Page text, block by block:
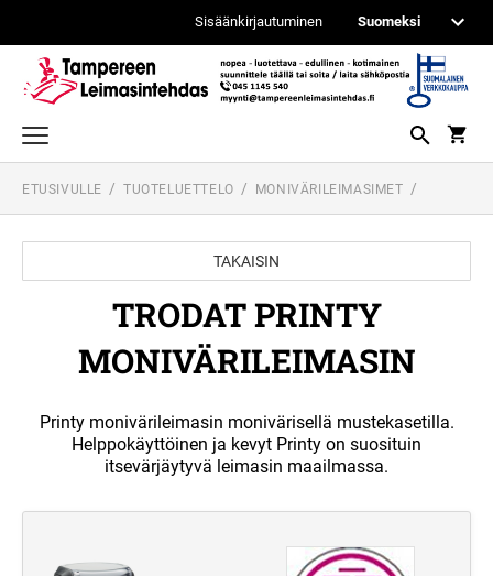
Sisäänkirjautuminen
TEKSTI- JA LOGOLEIMASIMET
PÄIVÄYS- JA NUMEROINTILEIMASIMET
PROFESSIONAL PÄIVÄMÄÄRÄLEIMASIMET
PROFESSIONAL NUMEROINTILEIMASIMET
PRINTY PÄIVÄMÄÄRÄLEIMASIMET
PRINTY NUMEROLEIMASIMET
TRODAT CLASSIC NUMEROLEIMASIMET
PUUVARTISET KUMILEIMASIMET
IPPC - ISPM 15 LEIMAUSTARVIKKEET
VALMIIT LEIMASIMET
TASKULEIMASIMET
TILIÖINTILEIMASIMET
REINER METALLILEIMASIMET
LEIMASINKYNÄT
MUSTETYYNYT JA TARVIKKEET
LEIMASIMIIN
ETUSIVULLE TUOTELUETTELO MONIVÄRILEIMASIMET
TAKAISIN
TRODAT PRINTY
MONIVÄRILEIMASIN
Printy monivärileimasin monivärisellä mustekasetilla.
Helppokäyttöinen ja kevyt Printy on suosituin
itsevärjäytyvä leimasin maailmassa.